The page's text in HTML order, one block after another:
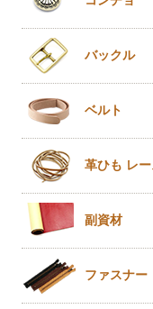
バックル
ベルト
革ひも レ
副資材
ファスナー